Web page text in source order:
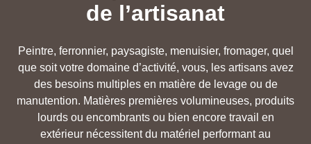
de l’artisanat
Peintre, ferronnier, paysagiste, menuisier, fromager, quel
que soit votre domaine d’activité, vous, les artisans avez
des besoins multiples en matière de levage ou de
manutention. Matières premières volumineuses, produits
lourds ou encombrants ou bien encore travail en
extérieur nécessitent du matériel performant au